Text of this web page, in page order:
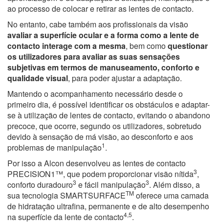
ao processo de colocar e retirar as lentes de contacto.
No entanto, cabe também aos profissionais da visão
avaliar a superfície ocular e a forma como a lente de
contacto interage com a mesma, bem comoquestionar
os utilizadores para avaliar as suas sensações
subjetivas em termos de manuseamento, conforto e
qualidade visual, para poder ajustar a adaptação.
Mantendo o acompanhamento necessário desde o
primeiro dia, é possível identificar os obstáculos e adaptar-
se à utilização de lentes de contacto, evitando o abandono
precoce, que ocorre, segundo os utilizadores, sobretudo
devido à sensação de má visão, ao desconforto e aos
problemas de manipulação1.
Por isso a Alcon desenvolveu as lentes de contacto
PRECISION1™, que podem proporcionar visão nítida3,
conforto duradouro3 e fácil manipulação3. Além disso, a
sua tecnologia SMARTSURFACETM oferece uma camada
de hidratação ultrafina, permanente e de alto desempenho
na superfície da lente de contacto4,5.